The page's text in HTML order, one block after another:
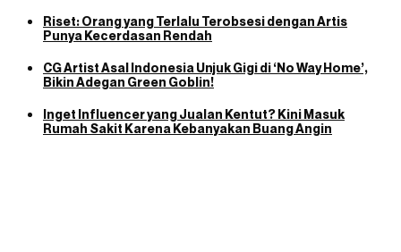
Riset: Orang yang Terlalu Terobsesi dengan Artis
Punya Kecerdasan Rendah
CG Artist Asal Indonesia Unjuk Gigi di ‘No Way Home’,
Bikin Adegan Green Goblin!
Inget Influencer yang Jualan Kentut? Kini Masuk
Rumah Sakit Karena Kebanyakan Buang Angin